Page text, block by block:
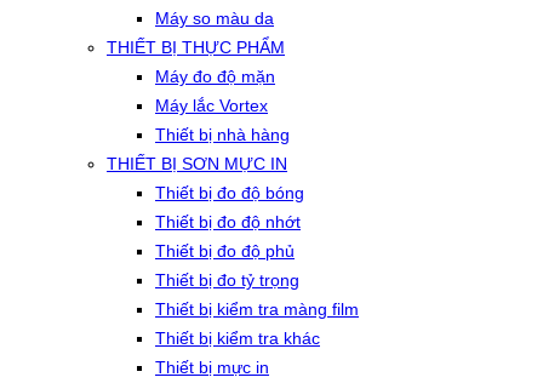
Máy so màu da
THIẾT BỊ THỰC PHẨM
Máy đo độ mặn
Máy lắc Vortex
Thiết bị nhà hàng
THIẾT BỊ SƠN MỰC IN
Thiết bị đo độ bóng
Thiết bị đo độ nhớt
Thiết bị đo độ phủ
Thiết bị đo tỷ trọng
Thiết bị kiểm tra màng film
Thiết bị kiểm tra khác
Thiết bị mực in